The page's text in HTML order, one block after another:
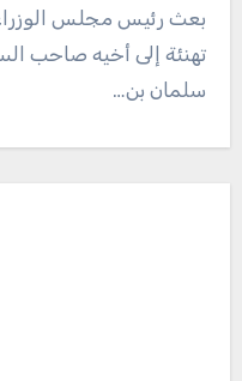
بعث رئيس مجلس الوزراء سالم صالح بن بريك برقية
تهنئة إلى أخيه صاحب
سلمان بن…